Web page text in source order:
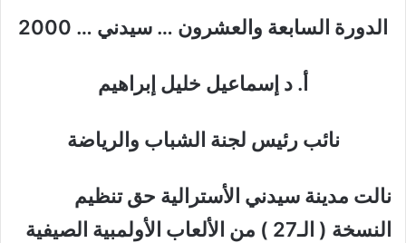
الدورة السابعة والعشرون … سيدني … 2000
أ. د إسماعيل خليل إبراهيم
نائب رئيس لجنة الشباب والرياضة
نالت مدينة سيدني الأسترالية حق تنظيم
النسخة ( الـ27 ) من الألعاب الأولمبية الصيفية